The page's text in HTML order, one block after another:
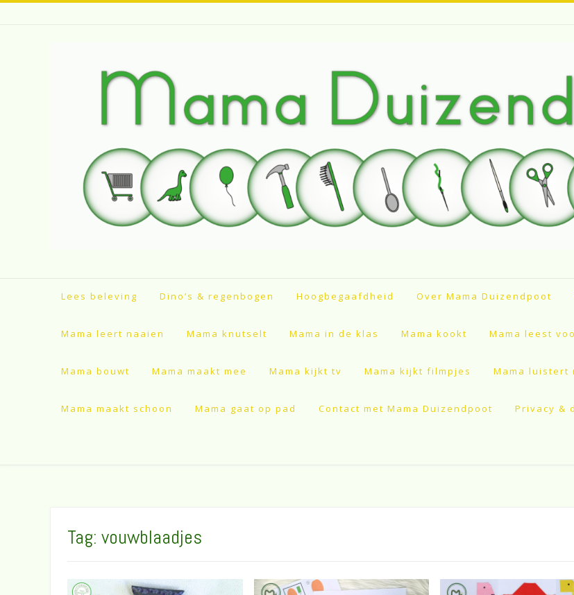
Spring
Lees beleving Dino’s & regenbogen Hoogbegaafdheid Over Mama Duizendpoot
Mama leert naaien Mama knutselt Mama in de klas Mama kookt Mama leest
Mama bouwt Mama maakt mee Mama kijkt tv Mama kijkt filmpjes Mama luistert
Mama maakt schoon Mama gaat op pad Contact met Mama Duizendpoot Privacy &
Tag: vouwblaadjes